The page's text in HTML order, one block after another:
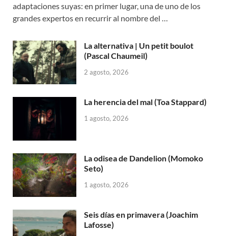
adaptaciones suyas: en primer lugar, una de uno de los
grandes expertos en recurrir al nombre del …
La alternativa | Un petit boulot
(Pascal Chaumeil)
2 agosto, 2026
La herencia del mal (Toa Stappard)
1 agosto, 2026
La odisea de Dandelion (Momoko
Seto)
1 agosto, 2026
Seis días en primavera (Joachim
Lafosse)